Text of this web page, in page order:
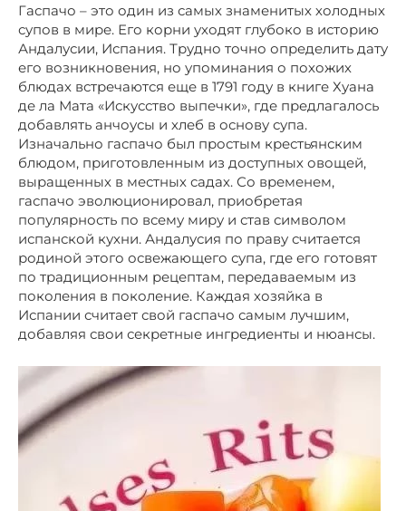
Гаспачо – это один из самых знаменитых холодных
супов в мире. Его корни уходят глубоко в историю
Андалусии, Испания. Трудно точно определить дату
его возникновения, но упоминания о похожих
блюдах встречаются еще в 1791 году в книге Хуана
де ла Мата «Искусство выпечки», где предлагалось
добавлять анчоусы и хлеб в основу супа.
Изначально гаспачо был простым крестьянским
блюдом, приготовленным из доступных овощей,
выращенных в местных садах. Со временем,
гаспачо эволюционировал, приобретая
популярность по всему миру и став символом
испанской кухни. Андалусия по праву считается
родиной этого освежающего супа, где его готовят
по традиционным рецептам, передаваемым из
поколения в поколение. Каждая хозяйка в
Испании считает свой гаспачо самым лучшим,
добавляя свои секретные ингредиенты и нюансы.